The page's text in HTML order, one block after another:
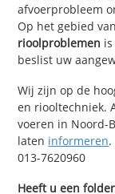
afvoerprobleem
Op het gebied
rioolproblemen
beslist uw
Wij zijn op de
en riooltechniek.
voeren in Noord-
laten informeren
013-7620960
Heeft u een